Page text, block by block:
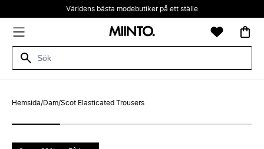
Världens bästa modebutiker på ett ställe
Hemsida/Dam/Scot Elasticated Trousers